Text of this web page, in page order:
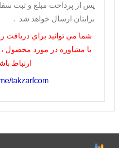
پس از پرداخت مبلغ و ثبت
برايتان ارسال خواهد شد .
شما مي توانيد براي
يا مشاوره در مورد محصول ،
ارتباط
takzarfcom